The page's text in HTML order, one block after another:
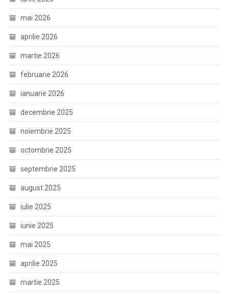
mai 2026
aprilie 2026
martie 2026
februarie 2026
ianuarie 2026
decembrie 2025
noiembrie 2025
octombrie 2025
septembrie 2025
august 2025
iulie 2025
iunie 2025
mai 2025
aprilie 2025
martie 2025